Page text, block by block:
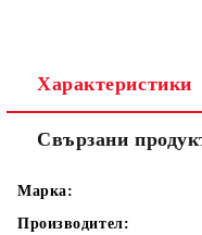
Характеристики
Свързани
Марка:
Производител: